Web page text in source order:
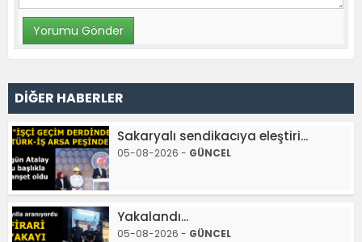
DİĞER HABERLER
Sakaryalı sendikacıya eleştiri...
05-08-2026 - GÜNCEL
Yakalandı...
05-08-2026 - GÜNCEL